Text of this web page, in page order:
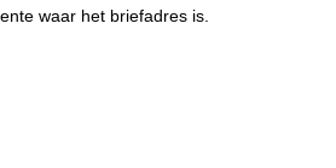
waar het briefadres is.